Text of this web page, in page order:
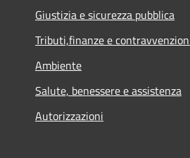
Giustizia e sicurezza pubblica
Tributi,finanze e
Ambiente
Salute, benessere e assistenza
Autorizzazioni